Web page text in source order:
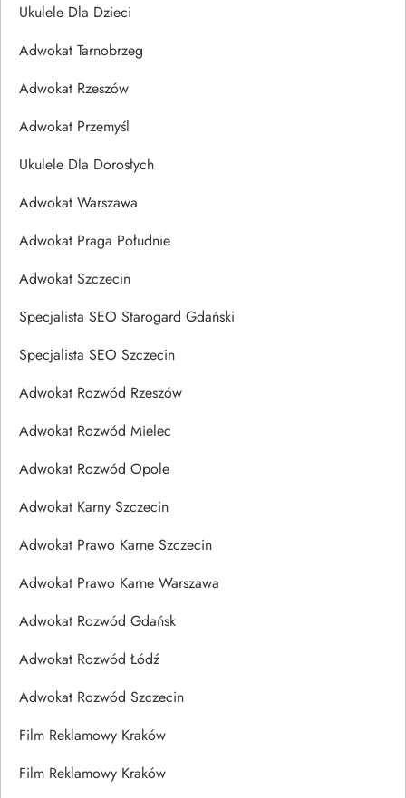
Ukulele Dla Dzieci
Adwokat Tarnobrzeg
Adwokat Rzeszów
Adwokat Przemyśl
Ukulele Dla Dorosłych
Adwokat Warszawa
Adwokat Praga Południe
Adwokat Szczecin
Specjalista SEO Starogard Gdański
Specjalista SEO Szczecin
Adwokat Rozwód Rzeszów
Adwokat Rozwód Mielec
Adwokat Rozwód Opole
Adwokat Karny Szczecin
Adwokat Prawo Karne Szczecin
Adwokat Prawo Karne Warszawa
Adwokat Rozwód Gdańsk
Adwokat Rozwód Łódź
Adwokat Rozwód Szczecin
Film Reklamowy Kraków
Film Reklamowy Kraków